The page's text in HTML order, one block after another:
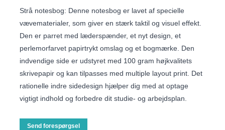
Strå notesbog: Denne notesbog er lavet af specielle
vævematerialer, som giver en stærk taktil og visuel effekt.
Den er parret med læderspænder, et nyt design, et
perlemorfarvet papirtrykt omslag og et bogmærke. Den
indvendige side er udstyret med 100 gram højkvalitets
skrivepapir og kan tilpasses med multiple layout print. Det
rationelle indre sidedesign hjælper dig med at optage
vigtigt indhold og forbedre dit studie- og arbejdsplan.
Send forespørgsel